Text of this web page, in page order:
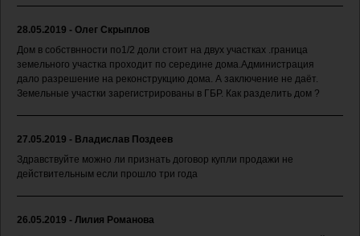
28.05.2019 - Олег Скрыплов
Дом в собствнности по1/2 доли стоит на двух участках .граница
земельного участка проходит по середине дома.Администрация
дало разрешение на реконструкцию дома. А заключение не даёт.
Земельные участки зарегистрированы в ГБР. Как разделить дом ?
27.05.2019 - Владислав Поздеев
Здравствуйте можно ли признать договор купли продажи не
действительным если прошло три года
26.05.2019 - Лилия Романова